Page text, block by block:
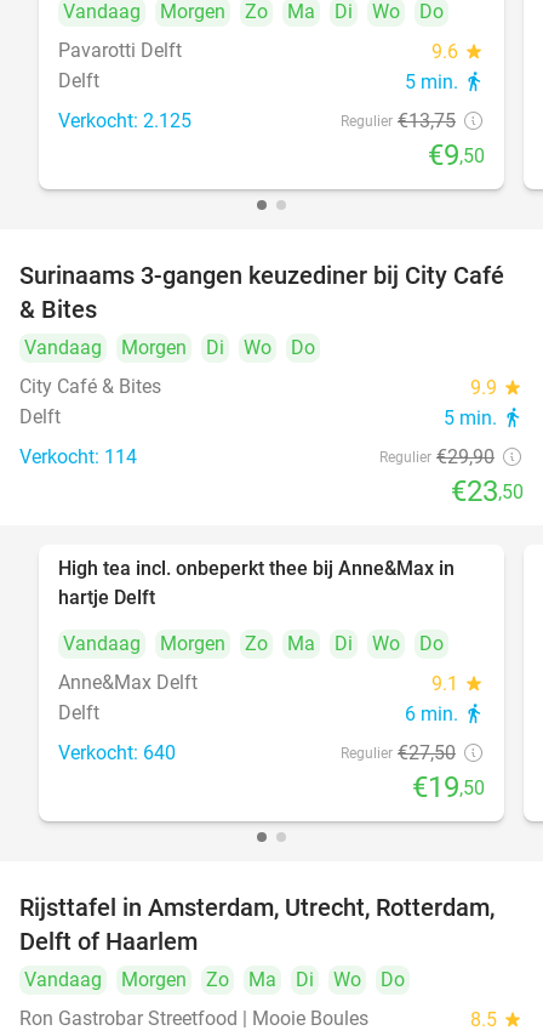
Vandaag Morgen Zo Ma Di Wo
Do
Pavarotti Delft
9.6 star
Delft 5 min. directions_walk
Verkocht: 2.125 Regulier €13,75
€9,50
21%
Surinaams 3-gangen keuzediner bij City Café
& Bites
Vandaag Morgen Di Wo
Do
City Café & Bites
9.9 star
Delft 5 min. directions_walk
Verkocht: 114 Regulier €29,90
€23,50
29%
High tea incl. onbeperkt thee bij Anne&Max in
hartje Delft
Vandaag
Morgen Zo Ma Di Wo
Do
Anne&Max Delft
9.1 star
Delft 6 min. directions_walk
Verkocht: 640 Regulier €27,50
€19,50
19%
Rijsttafel in Amsterdam, Utrecht, Rotterdam,
Delft of Haarlem
Vandaag Morgen Zo Ma Di Wo
Do
Ron Gastrobar Streetfood | Mooie Boules
8.5 star